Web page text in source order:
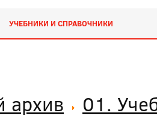
УЧЕБНИКИ И СПРАВОЧНИКИ
архив 01.